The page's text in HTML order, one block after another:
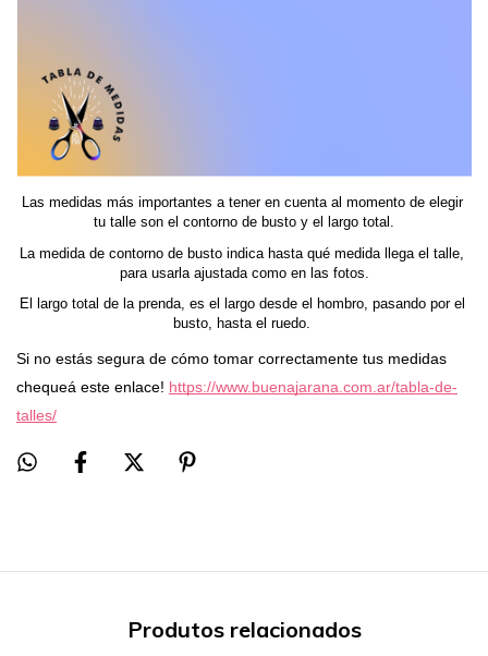
Las medidas más importantes a tener en cuenta al momento de elegir
tu talle son el contorno de busto y el largo total.
La medida de contorno de busto indica hasta qué medida llega el talle,
para usarla ajustada como en las fotos.
El largo total de la prenda, es el largo desde el hombro, pasando por el
busto, hasta el ruedo.
Si no estás segura de cómo tomar correctamente tus medidas
chequeá este enlace! https://www.buenajarana.com.ar/tabla-de-
talles/
Produtos relacionados